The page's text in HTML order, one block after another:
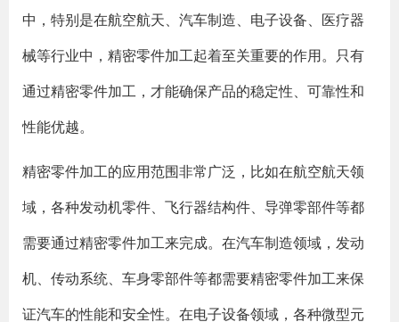
中，特别是在航空航天、汽车制造、电子设备、医疗器
械等行业中，精密零件加工起着至关重要的作用。只有
通过精密零件加工，才能确保产品的稳定性、可靠性和
性能优越。
精密零件加工的应用范围非常广泛，比如在航空航天领
域，各种发动机零件、飞行器结构件、导弹零部件等都
需要通过精密零件加工来完成。在汽车制造领域，发动
机、传动系统、车身零部件等都需要精密零件加工来保
证汽车的性能和安全性。在电子设备领域，各种微型元